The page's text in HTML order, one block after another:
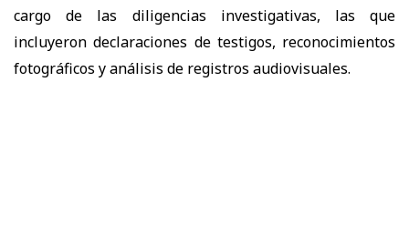
cargo de las diligencias investigativas, las que
incluyeron declaraciones de testigos, reconocimientos
fotográficos y análisis de registros audiovisuales.